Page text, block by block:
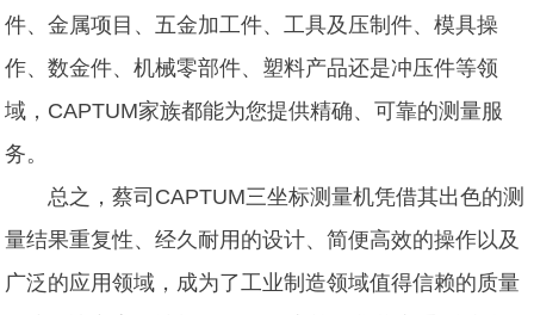
件、金属项目、五金加工件、工具及压制件、模具操
作、数金件、机械零部件、塑料产品还是冲压件等领
域，CAPTUM家族都能为您提供精确、可靠的测量服
务。
总之，蔡司CAPTUM三坐标测量机凭借其出色的测
量结果重复性、经久耐用的设计、简便高效的操作以及
广泛的应用领域，成为了工业制造领域值得信赖的质量